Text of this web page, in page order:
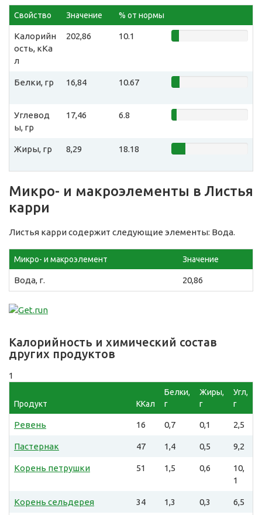
Свойство Значение % от нормы
Калорийн
ость, кКа
л
202,86 10.1
Белки, гр 16,84 10.67
Углевод
ы, гр
17,46 6.8
Жиры, гр 8,29 18.18
Микро- и макроэлементы в Листья
карри
Листья карри содержит следующие элементы: Вода.
Микро- и макроэлемент Значение
Вода, г. 20,86
Калорийность и химический состав
других продуктов
1
Продукт ККал
Белки,
г
Жиры,
г
Угл,
г
Ревень 16 0,7 0,1 2,5
Пастернак 47 1,4 0,5 9,2
Корень петрушки 51 1,5 0,6
10,
1
Корень сельдерея 34 1,3 0,3 6,5